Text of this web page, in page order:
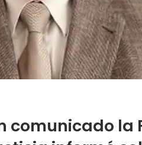
comunicado la